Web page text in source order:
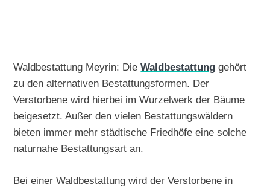
Waldbestattung Meyrin: DieWaldbestattung gehört
zu den alternativen Bestattungsformen. Der
Verstorbene wird hierbei im Wurzelwerk der Bäume
beigesetzt. Außer den vielen Bestattungswäldern
bieten immer mehr städtische Friedhöfe eine solche
naturnahe Bestattungsart an.
Bei einer Waldbestattung wird der Verstorbene in